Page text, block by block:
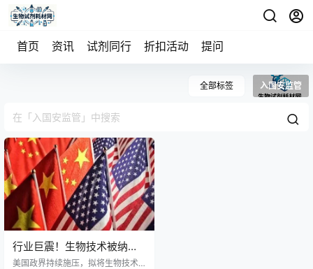
首页 资讯 试剂同行 折扣活动 提问
全部标签 入国安监管
行业巨震！生物技术被纳入
国安监管，跨境授权模式迎
美国政界持续施压，拟将生物技术